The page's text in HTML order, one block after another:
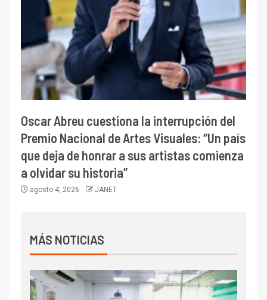
Oscar Abreu cuestiona la interrupción del
Premio Nacional de Artes Visuales: “Un país
que deja de honrar a sus artistas comienza
a olvidar su historia”
agosto 4, 2026 JANET
MÁS NOTICIAS